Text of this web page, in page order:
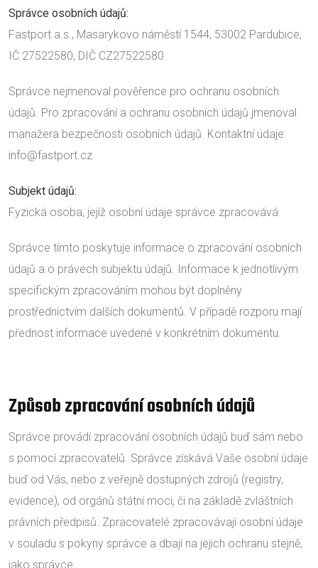
Správce osobních údajů:
Fastport a.s., Masarykovo náměstí 1544, 53002 Pardubice,
IČ 27522580, DIČ CZ27522580.
Správce nejmenoval pověřence pro ochranu osobních
údajů. Pro zpracování a ochranu osobních údajů jmenoval
manažera bezpečnosti osobních údajů. Kontaktní údaje:
info@fastport.cz
Subjekt údajů:
Fyzická osoba, jejíž osobní údaje správce zpracovává.
Správce tímto poskytuje informace o zpracování osobních
údajů a o právech subjektu údajů. Informace k jednotlivým
specifickým zpracováním mohou být doplněny
prostřednictvím dalších dokumentů. V případě rozporu mají
přednost informace uvedené v konkrétním dokumentu.
Způsob zpracování osobních údajů
Správce provádí zpracování osobních údajů buď sám nebo
s pomocí zpracovatelů. Správce získává Vaše osobní údaje
buď od Vás, nebo z veřejně dostupných zdrojů (registry,
evidence), od orgánů státní moci, či na základě zvláštních
právních předpisů. Zpracovatelé zpracovávají osobní údaje
v souladu s pokyny správce a dbají na jejich ochranu stejně,
jako správce.